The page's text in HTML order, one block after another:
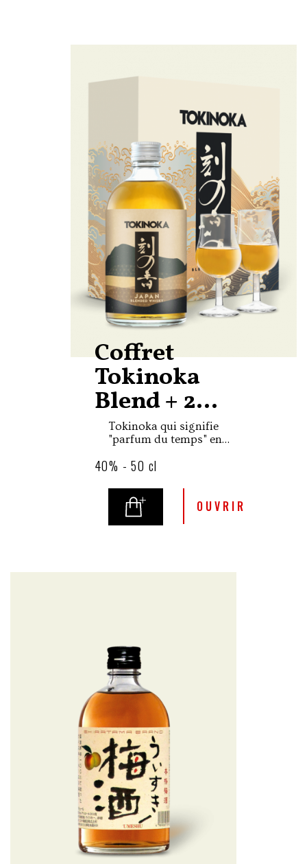
Coffret
Tokinoka
Blend + 2...
Tokinoka qui signifie
"parfum du temps" en
de single malts et de
mûri en fûts de Xérès,
Bourbon et Shochu.
40% - 50 cl
OUVRIR